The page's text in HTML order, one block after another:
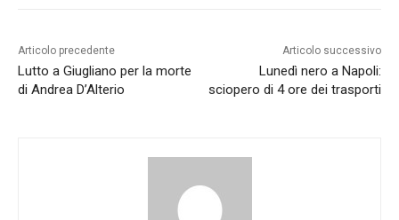
Articolo precedente
Lutto a Giugliano per la morte
di Andrea D’Alterio
Articolo successivo
Lunedì nero a Napoli:
sciopero di 4 ore dei trasporti